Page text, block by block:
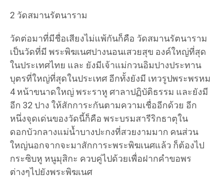
2 วัดสมานรัตนาราม
วัดต่อมาที่มีชื่อเสียงไม่แพ้กันก็คือ วัดสมานรัตนาราม
เป็นวัดที่มี พระพิฆเนศปางนอนเสวยสุข องค์ใหญ่ที่สุด
ในประเทศไทย และ ยังมีเจ้าแม่กวนอิมปางประทาน
บุตรที่ใหญ่ที่สุดในประเทศ อีกทั้งยังมี เทวรูปพระพรหม
4 หน้าขนาดใหญ่ พระราหู ศาลาปฏิบัติธรรม และยังมี
อีก 32 ปาง ให้สักการะกันตามความเชื่ออีกด้วย อีก
หนึ่งจุดเด่นของวัดนี้ก็คือ พระบรมสารีริกธาตุใน
ดอกบัวกลางแม่น้ำบางปะกงที่สวยงามมาก คนส่วน
ใหญ่นอกจากจะมาสักการะพระพิฆเนศแล้ว ก็ต้องไป
กระซิบหู หนูมุสิกะ ควบคู่ไปด้วยเพื่อฝากคำขอพร
ต่างๆไปยังพระพิฆเนศ